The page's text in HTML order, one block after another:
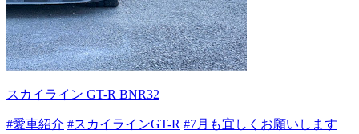
スカイライン GT-R BNR32
#愛車紹介 #スカイラインGT-R #7月も宜しくお願いします